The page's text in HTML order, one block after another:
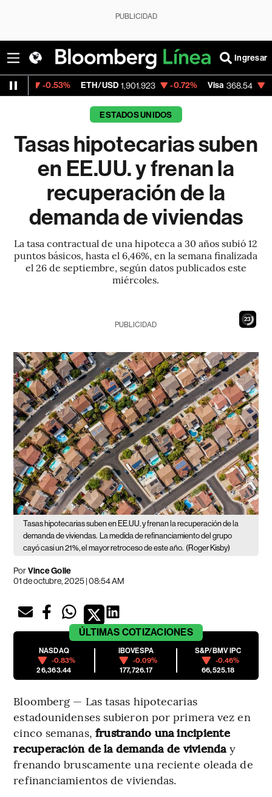
PUBLICIDAD
Ingresar
ETH/USD 1,901.923 -0.72% Visa 368.54 -0.28%
ESTADOS UNIDOS
Tasas hipotecarias suben
en EE.UU. y frenan la
recuperación de la
demanda de viviendas
La tasa contractual de una hipoteca a 30 años subió 12
puntos básicos, hasta el 6,46%, en la semana finalizada
el 26 de septiembre, según datos publicados este
miércoles.
22
PUBLICIDAD
Tasas hipotecarias suben en EE.UU. y frenan la recuperación de la
demanda de viviendas. La medida de refinanciamiento del grupo
cayó casi un 21%, el mayor retroceso de este año. (Roger Kisby)
PorVince Golle
01 de octubre, 2025 | 08:54 AM
ÚLTIMAS COTIZACIONES
NASDAQ
-0.83%
26,363.44
IBOVESPA
-0.09%
177,726.17
S&P/BMV IPC
-0.46%
66,525.18
Bloomberg — Las tasas hipotecarias
estadounidenses subieron por primera vez en
cinco semanas, frustrando una incipiente
recuperación de la demanda de vivienda y
frenando bruscamente una reciente oleada de
refinanciamientos de viviendas.